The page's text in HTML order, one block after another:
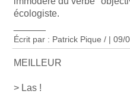
écologiste.
Écrit par : Patrick Pique / | 09/
MEILLEUR
> Las !